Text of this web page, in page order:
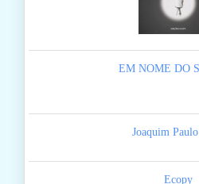
EM NOME DO
Joaquim
Ecopy